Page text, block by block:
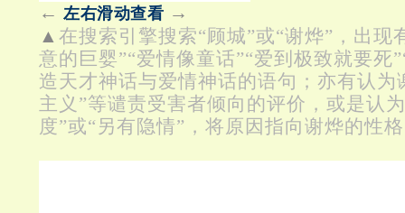
← 左右滑动查看 →
▲ 在搜索引擎搜索“顾城”或“谢烨”，出现
意的巨婴”“爱情像童话”“爱到极致就要死
造天才神话与爱情神话的语句；亦有认为
主义”等谴责受害者倾向的评价，或是认
度”或“另有隐情”，将原因指向谢烨的性